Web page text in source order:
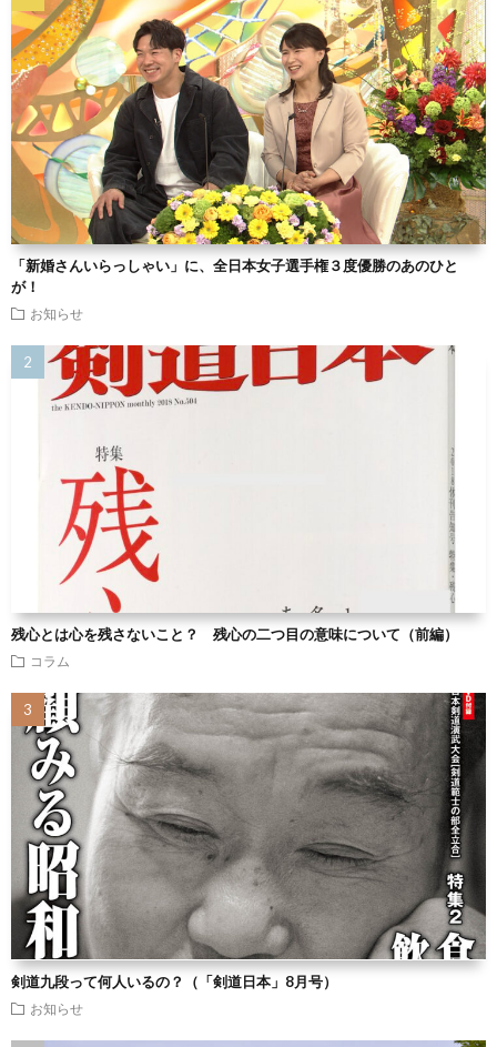
「新婚さんいらっしゃい」に、全日本女子選手権３度優勝のあのひと
が！
お知らせ
残心とは心を残さないこと？ 残心の二つ目の意味について（前編）
コラム
剣道九段って何人いるの？（「剣道日本」8月号）
お知らせ